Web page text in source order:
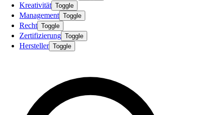
Kreativität Toggle
Management Toggle
Recht Toggle
Zertifizierung Toggle
Hersteller Toggle